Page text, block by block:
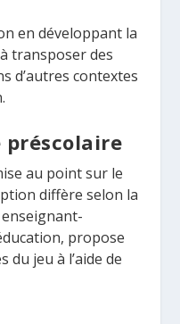
en développant la
transposer des
d’autres contextes
préscolaire
au point sur le
diffère selon la
enseignant-
propose
jeu à l’aide de